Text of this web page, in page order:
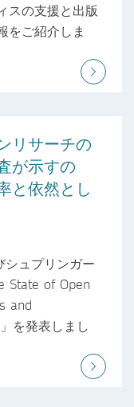
スの支援と出版
をご紹介しま
リサーチの
が示すの
と依然とし
ュプリンガー
State of Open
and
を発表しまし